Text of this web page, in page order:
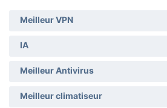
Meilleur VPN
IA
Meilleur Antivirus
Meilleur climatiseur